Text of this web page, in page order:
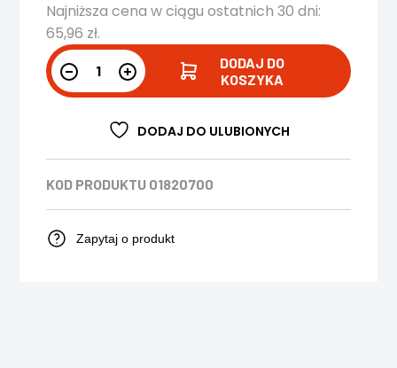
Najniższa cena w ciągu ostatnich 30 dni:
65,96 zł.
DODAJ DO
KOSZYKA
DODAJ DO ULUBIONYCH
KOD PRODUKTU 01820700
Zapytaj o produkt